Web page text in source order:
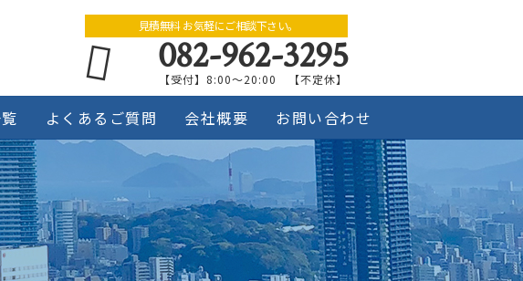
見積無料 お気軽にご相談下さい。
082-962-3295
【受付】8:00～20:00 【不定休】
よくあるご質問 会社概要 お問い合わせ